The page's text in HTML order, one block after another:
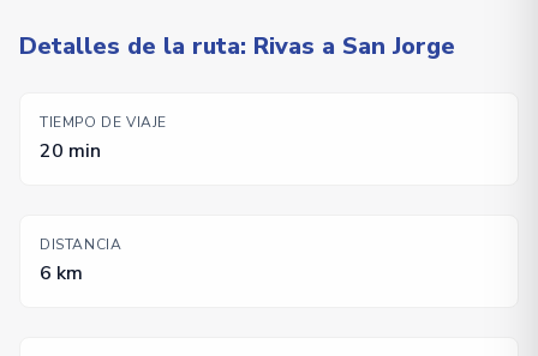
Detalles de la ruta: Rivas a San Jorge
TIEMPO DE VIAJE
20 min
DISTANCIA
6 km